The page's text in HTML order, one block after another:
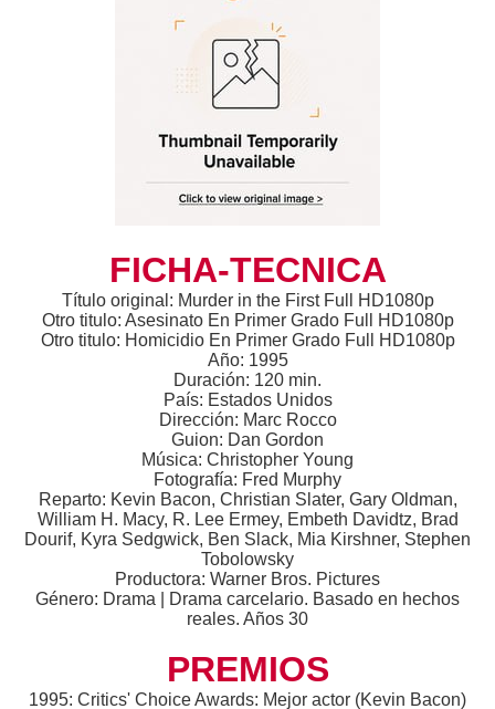
FICHA-TECNICA
Título original: Murder in the First Full HD1080p
Otro titulo: Asesinato En Primer Grado Full HD1080p
Otro titulo: Homicidio En Primer Grado Full HD1080p
Año: 1995
Duración: 120 min.
País: Estados Unidos
Dirección: Marc Rocco
Guion: Dan Gordon
Música: Christopher Young
Fotografía: Fred Murphy
Reparto: Kevin Bacon, Christian Slater, Gary Oldman,
William H. Macy, R. Lee Ermey, Embeth Davidtz, Brad
Dourif, Kyra Sedgwick, Ben Slack, Mia Kirshner, Stephen
Tobolowsky
Productora: Warner Bros. Pictures
Género: Drama | Drama carcelario. Basado en hechos
reales. Años 30
PREMIOS
1995: Critics' Choice Awards: Mejor actor (Kevin Bacon)